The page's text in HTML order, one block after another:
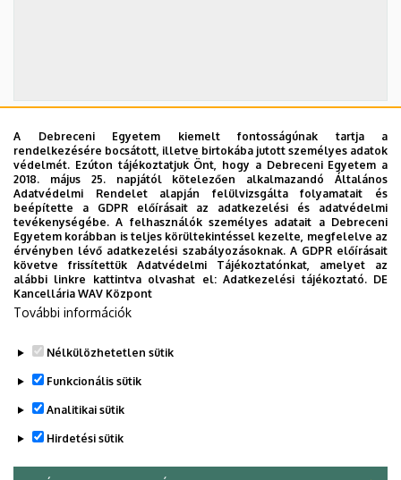
2026. szeptember 19.
ÁOK-diplomaosztó ünnepség
Az Általános Orvostudományi Kar szeptember 19-
én, szombaton 11 órától tartja nyári diplomaosztó
ünnepségét a Főépület Díszudvarán. A Multimédia
és E-learning Technikai Központ a youtube-on
élőben közvetíti az oklevélátadót.
ÜNNEPSÉG, DIPLOMAOSZTÓ
TOVÁBB AZ ÖSSZES ESEMÉNYRE
A Debreceni Egyetem kiemelt fontosságúnak tartja a
rendelkezésére bocsátott, illetve birtokába jutott személyes adatok
védelmét. Ezúton tájékoztatjuk Önt, hogy a Debreceni Egyetem a
2018. május 25. napjától kötelezően alkalmazandó Általános
Adatvédelmi Rendelet alapján felülvizsgálta folyamatait és
beépítette a GDPR előírásait az adatkezelési és adatvédelmi
tevékenységébe. A felhasználók személyes adatait a Debreceni
Egyetem korábban is teljes körültekintéssel kezelte, megfelelve az
érvényben lévő adatkezelési szabályozásoknak. A GDPR előírásait
követve frissítettük Adatvédelmi Tájékoztatónkat, amelyet az
alábbi linkre kattintva olvashat el:Adatkezelési tájékoztató. DE
Kancellária WAV Központ
További információk
Nélkülözhetetlen sütik
Funkcionális sütik
Analitikai sütik
Hirdetési sütik